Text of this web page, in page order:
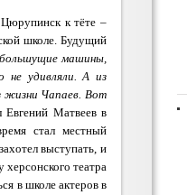
к тёте –
школе. Будущий
машины,
не удивляли. А из
жизни Чапаев. Вот
Матвеев в
стал местный
выступать, и
театра
в школе актеров в